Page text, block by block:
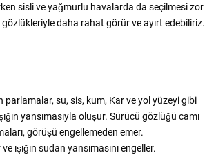
sisli ve yağmurlu havalarda da seçilmesi zor
daha rahat görür ve ayırt edebiliriz.
parlamalar, su, sis, kum, Kar ve yol yüzeyi gibi
yansımasıyla oluşur. Sürücü gözlüğü camı
görüşü engellemeden emer.
ve ışığın sudan yansımasını engeller.